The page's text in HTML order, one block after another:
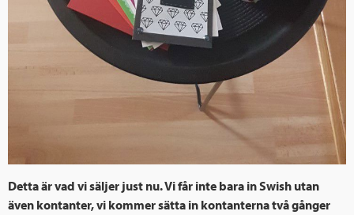
Detta är vad vi säljer just nu. Vi får inte bara in Swish utan
även kontanter, vi kommer sätta in kontanterna två gånger